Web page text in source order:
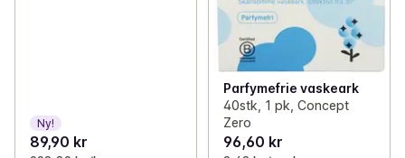
Ny!
89,90 kr
Parfymefrie vaskeark
40stk, 1 pk, Concept
Zero
96,60 kr